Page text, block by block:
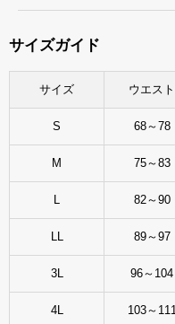
サイズガイド
サイズ ウエスト
S 68～78
M 75～83
82～90
89～97
3L 96～104
4L 103～111